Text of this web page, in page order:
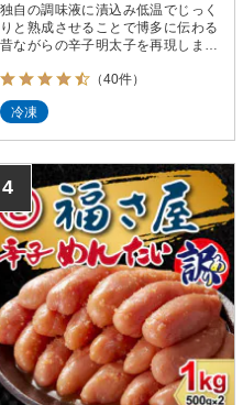
独自の調味液に漬込み低温でじっく
りと熟成させることで博多に伝わる
昔ながらの辛子明太子を再現しまし
（40件）
冷凍
4